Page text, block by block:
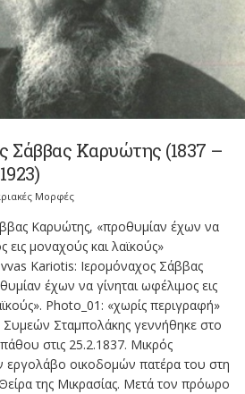
Σάββας Καρυώτης (1837 –
Μορφές
Καρυώτης, «προθυμίαν έχων να
εις μοναχούς και λαϊκούς»
Kariotis: Ιερομόναχος Σάββας
έχων να γίνηται ωφέλιμος εις
Photo_01: «χωρίς περιγραφή»
Σταμπολάκης γεννήθηκε στο
στις 25.2.1837. Μικρός
εργολάβο οικοδομών πατέρα του στη
της Μικρασίας. Μετά τον πρόωρο